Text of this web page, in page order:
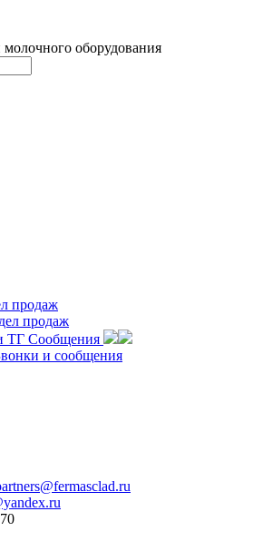
оборудования
продаж
продаж
ТГ Сообщения
и сообщения